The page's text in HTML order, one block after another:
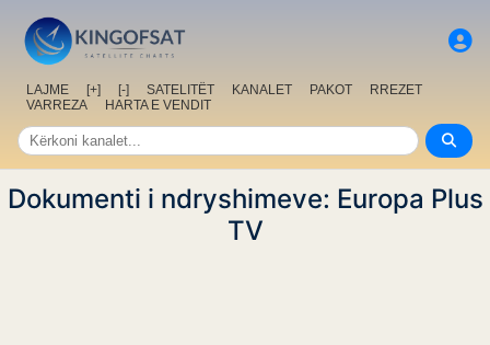
LAJME [+] [-] SATELITËT KANALET PAKOT
RREZET
VARREZA
HARTA E VENDIT
Dokumenti i ndryshimeve: Europa Plus
TV